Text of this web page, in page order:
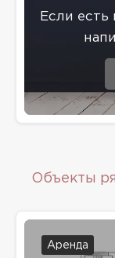
Eсли
Объекты
Аренда